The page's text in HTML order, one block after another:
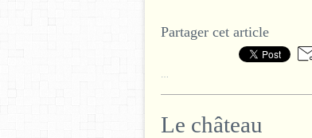
Partager cet article
Le château